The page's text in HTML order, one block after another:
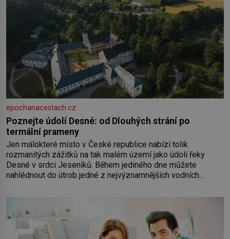
epochanacestach.cz
Poznejte údolí Desné: od Dlouhých strání po
termální prameny
Jen málokteré místo v České republice nabízí tolik
rozmanitých zážitků na tak malém území jako údolí řeky
Desné v srdci Jeseníků. Během jediného dne můžete
nahlédnout do útrob jedné z nejvýznamnějších vodních
koloběžce a den zakončit poznáváním památek ve Velkých